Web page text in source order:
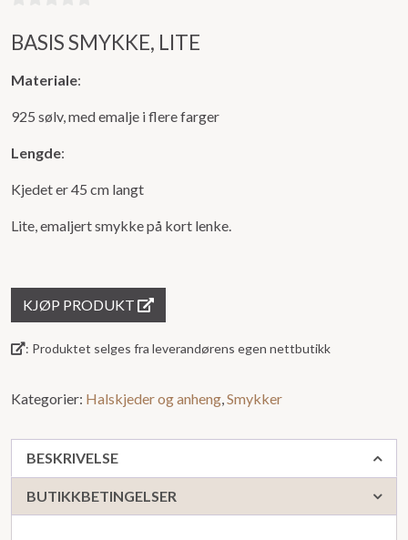
ut
5
BASIS SMYKKE, LITE
Materiale:
925 sølv, med emalje i flere farger
Lengde:
Kjedet er 45 cm langt
Lite, emaljert smykke på kort lenke.
KJØP PRODUKT
: Produktet selges fra leverandørens egen nettbutikk
Kategorier: Halskjeder og anheng,Smykker
BESKRIVELSE
BUTIKKBETINGELSER